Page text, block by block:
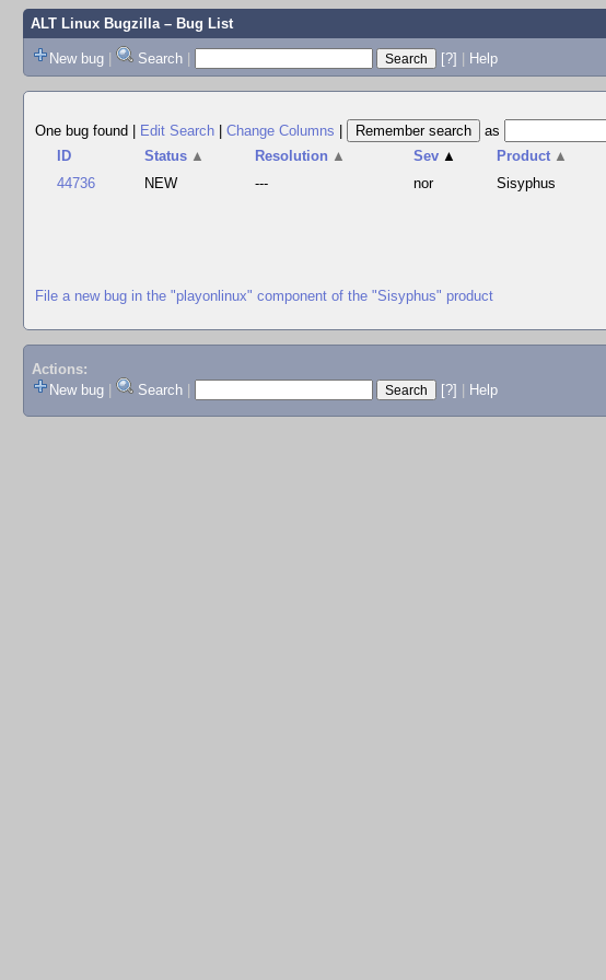
ALT Linux Bugzilla– Bug List
New bug | Search | [?] | Help
One bug found
Edit Search Change Columns
as
ID
Status ▲ Resolution ▲ Sev ▲ Product ▲
44736
NEW --- nor Sisyphus
File a new bug in the "playonlinux" component of the "Sisyphus" product
Actions:
New bug
Search [?] Help